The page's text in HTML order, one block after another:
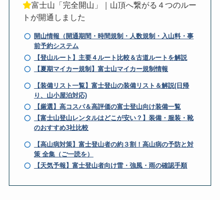
富士山「完全開山」｜山頂へ繋がる４つのルー
トが開通しました
開山情報（開通期間・時間規制・人数規制・入山料・事
前予約システム
【登山ルート】主要４ルート比較＆古道ルートを解説
【夏期マイカー規制】富士山マイカー規制情報
【装備リスト一覧】富士登山の装備リスト＆解説(日帰
り、山小屋泊対応)
【厳選】高コスパ＆高評価の富士登山向け装備一覧
【富士山登山レンタルはどこが安い？】装備・服装・靴
のおすすめ3社比較
【高山病対策】富士登山者の約３割！高山病の予防と対
策 全集（ご一読を）
【天気予報】富士登山者向け雷・強風・雨の確認手順